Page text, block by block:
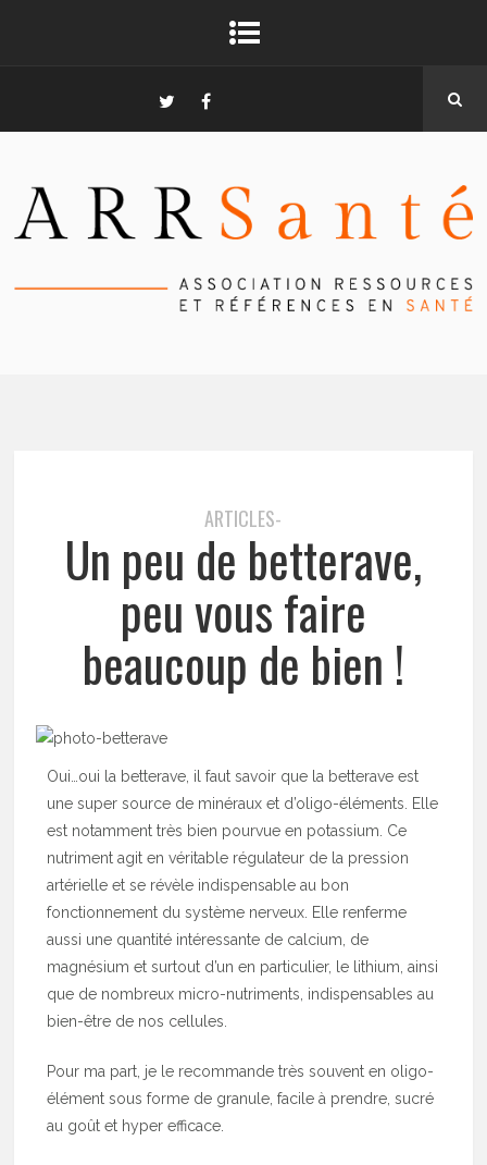
ARTICLES-
Un peu de betterave,
peu vous faire
beaucoup de bien !
Oui…oui la betterave, il faut savoir que la betterave est
une super source de minéraux et d’oligo-éléments. Elle
est notamment très bien pourvue en potassium. Ce
nutriment agit en véritable régulateur de la pression
artérielle et se révèle indispensable au bon
fonctionnement du système nerveux. Elle renferme
aussi une quantité intéressante de calcium, de
magnésium et surtout d’un en particulier, le lithium, ainsi
que de nombreux micro-nutriments, indispensables au
bien-être de nos cellules.
Pour ma part, je le recommande très souvent en oligo-
élément sous forme de granule, facile à prendre, sucré
au goût et hyper efficace.